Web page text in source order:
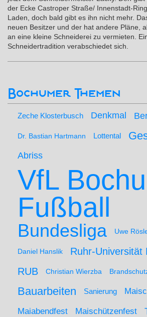
der Ecke Castroper Straße/ Innenstadt-
Laden, doch bald gibt es ihn nicht mehr.
neuen Besitzer und der hat andere Pläne,
an eine kleine Schneiderei zu vermieten.
Schneidertradition verabschiedet sich.
Bochumer Themen
Zeche Klosterbusch Denkmal
Dr. Bastian Hartmann Lottental
Abriss
VfL
Fußball
Bundesliga Uwe
Daniel Hanslik
Ruhr-Universität
RUB
Christian Wierzba
Bauarbeiten Sanierung
Maiabendfest
Maischützenfest